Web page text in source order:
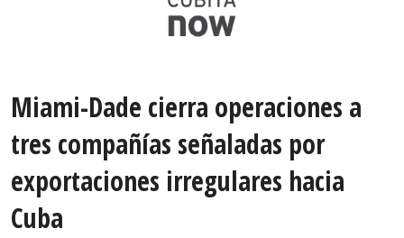
Miami-Dade cierra operaciones a
tres compañías señaladas por
exportaciones irregulares hacia
Cuba